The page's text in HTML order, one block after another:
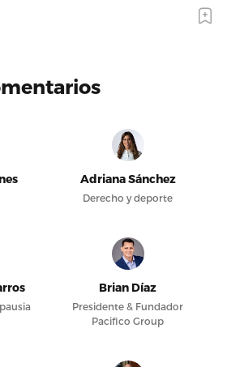
Adriana Sánchez
Derecho y deporte
Brian Díaz
Presidente & Fundador
Pacifico Group